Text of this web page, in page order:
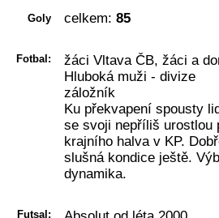
Goly celkem: 85
Fotbal:
žáci Vltava ČB, žáci a
Hluboká muži - divize
záložník
Ku překvapení spousty
se svoji nepříliš urostlou
krajního halva v KP.
slušná kondice ještě.
dynamika.
Futsal: